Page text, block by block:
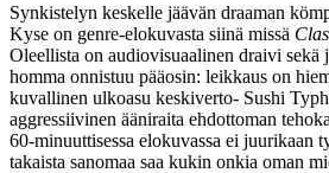
Synkistelyn keskelle jäävän draaman
Kyse on genre-elokuvasta siinä missä
Oleellista on audiovisuaalinen draivi sekä
homma onnistuu pääosin: leikkaus on
kuvallinen ulkoasu keskiverto‑ Sushi
aggressiivinen ääniraita ehdottoman
60‑minuuttisessa elokuvassa ei juurikaan
takaista sanomaa saa kukin onkia oman